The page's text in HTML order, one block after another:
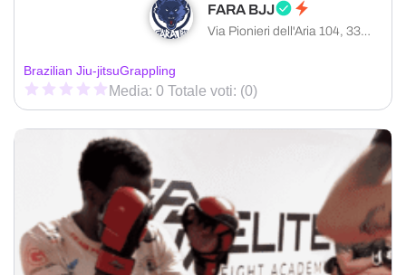
FARA BJJ
Via Pionieri dell'Aria 104, 33080 Roveredo in Piano provincia di Pordenone, Italia
Brazilian Jiu-jitsuGrappling
Media: 0 Totale voti: (0)